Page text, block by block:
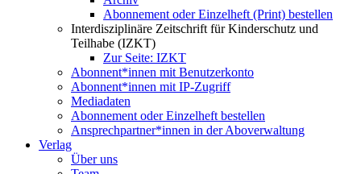
Abonnement oder Einzelheft (Print) bestellen
Interdisziplinäre Zeitschrift für Kinderschutz und
Teilhabe (IZKT)
Zur Seite: IZKT
Abonnent*innen mit Benutzerkonto
Abonnent*innen mit IP-Zugriff
Mediadaten
Abonnement oder Einzelheft bestellen
Ansprechpartner*innen in der Aboverwaltung
Verlag
Über uns